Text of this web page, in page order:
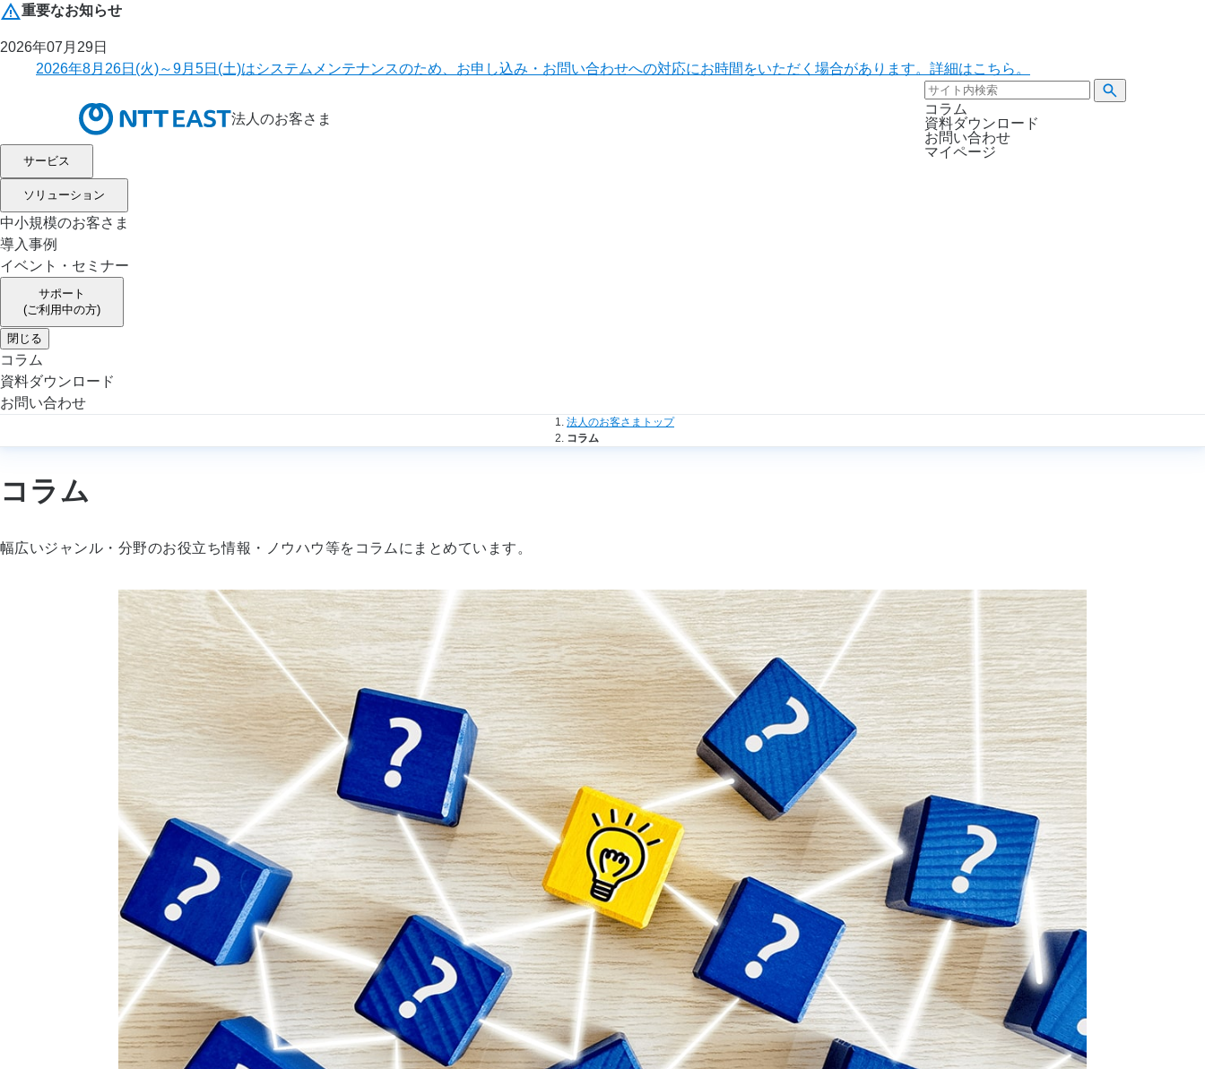
重要なお知らせ
2026年07月29日
2026年8月26日(火)～9月5日(土)はシステムメンテナンスのため、お申し込み・お問い合わせへの対応にお時間をいただく場合があります。詳細はこちら。
法人のお客さま
コラム
資料ダウンロード
お問い合わせ
マイページ
サービス
ソリューション
中小規模のお客さま
導入事例
イベント・セミナー
サポート
(ご利用中の方)
閉じる
コラム
資料ダウンロード
お問い合わせ
法人のお客さまトップ
コラム
コラム
幅広いジャンル・分野のお役立ち情報・ノウハウ等をコラムにまとめています。